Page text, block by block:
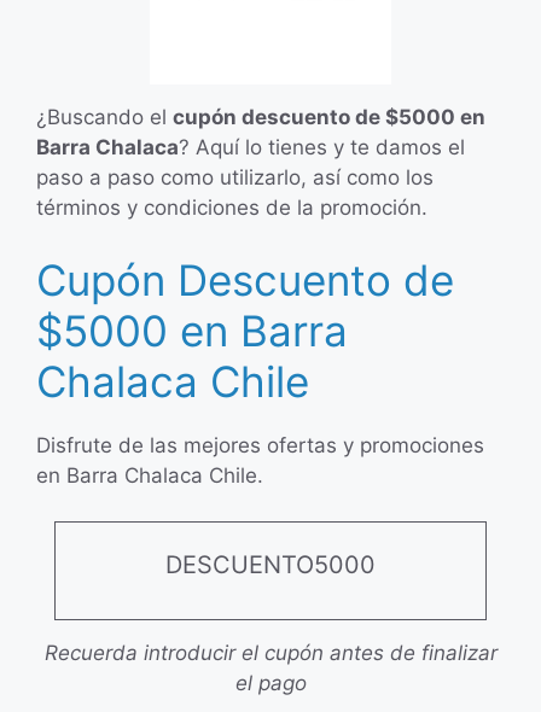
¿Buscando el cupón descuento de $5000 en
Barra Chalaca? Aquí lo tienes y te damos el
paso a paso como utilizarlo, así como los
términos y condiciones de la promoción.
Cupón Descuento de
$5000 en Barra
Chalaca Chile
Disfrute de las mejores ofertas y promociones
en Barra Chalaca Chile.
DESCUENTO5000
Recuerda introducir el cupón antes de finalizar
el pago